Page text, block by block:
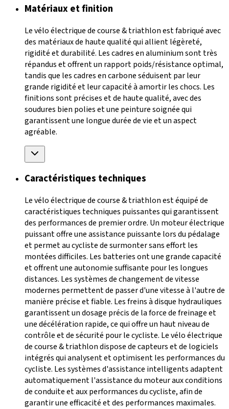
Matériaux et finition
Le vélo électrique de course & triathlon est fabriqué avec
des matériaux de haute qualité qui allient légèreté,
rigidité et durabilité. Les cadres en aluminium sont très
répandus et offrent un rapport poids/résistance optimal,
tandis que les cadres en carbone séduisent par leur
grande rigidité et leur capacité à amortir les chocs. Les
finitions sont précises et de haute qualité, avec des
soudures bien polies et une peinture soignée qui
garantissent une longue durée de vie et un aspect
agréable.
Caractéristiques techniques
Le vélo électrique de course & triathlon est équipé de
caractéristiques techniques puissantes qui garantissent
des performances de premier ordre. Un moteur électrique
puissant offre une assistance puissante lors du pédalage
et permet au cycliste de surmonter sans effort les
montées difficiles. Les batteries ont une grande capacité
et offrent une autonomie suffisante pour les longues
distances. Les systèmes de changement de vitesse
modernes permettent de passer d'une vitesse à l'autre de
manière précise et fiable. Les freins à disque hydrauliques
garantissent un dosage précis de la force de freinage et
une décélération rapide, ce qui offre un haut niveau de
contrôle et de sécurité pour le cycliste. Le vélo électrique
de course & triathlon dispose de capteurs et de logiciels
intégrés qui analysent et optimisent les performances du
cycliste. Les systèmes d'assistance intelligents adaptent
automatiquement l'assistance du moteur aux conditions
de conduite et aux performances du cycliste, afin de
garantir une efficacité et des performances maximales.